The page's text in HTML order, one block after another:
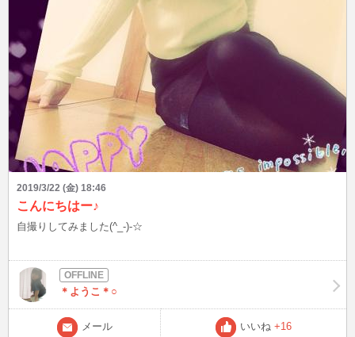
2019/3/22 (金) 18:46
こんにちはー♪
自撮りしてみました(^_-)-☆
＊ようこ＊○
メール いいね +16